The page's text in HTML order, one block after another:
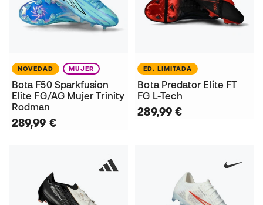
NOVEDAD MUJER
Bota F50 Sparkfusion
Elite FG/AG Mujer Trinity
Rodman
289,99 €
ED. LIMITADA
Bota Predator Elite FT
FG L-Tech
289,99 €